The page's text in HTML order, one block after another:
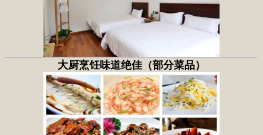
大厨烹饪味道绝佳（部分菜品）